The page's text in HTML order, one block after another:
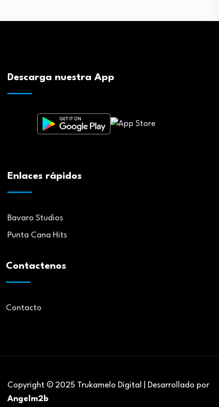
Descarga nuestra App
Enlaces rápidos
Bavaro Studios
Punta Cana Hits
Contactenos
Contacto
Copyright © 2025 Trukamelo Digital | Desarrollado por
Angelm2b